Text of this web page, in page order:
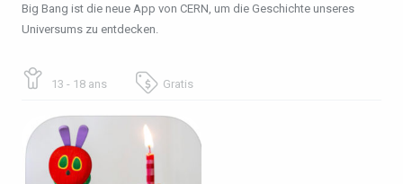
Big Bang ist die neue App von CERN, um die Geschichte unseres
Universums zu entdecken.
13 - 18 ans Gratis